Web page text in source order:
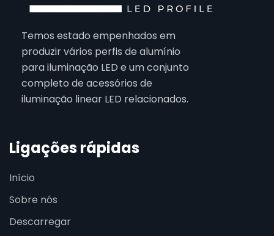
Temos estado empenhados em
produzir vários perfis de alumínio
para iluminação LED e um conjunto
completo de acessórios de
iluminação linear LED relacionados.
Ligações rápidas
Início
Sobre nós
Descarregar